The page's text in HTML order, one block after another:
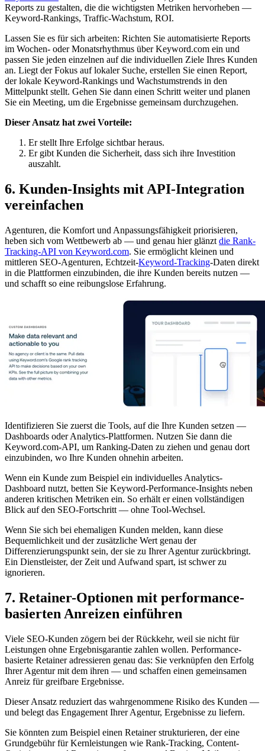
Reports zu gestalten, die die wichtigsten Metriken hervorheben —
Keyword-Rankings, Traffic-Wachstum, ROI.
Lassen Sie es für sich arbeiten: Richten Sie automatisierte Reports
im Wochen- oder Monatsrhythmus über Keyword.com ein und
passen Sie jeden einzelnen auf die individuellen Ziele Ihres Kunden
an. Liegt der Fokus auf lokaler Suche, erstellen Sie einen Report,
der lokale Keyword-Rankings und Wachstumstrends in den
Mittelpunkt stellt. Gehen Sie dann einen Schritt weiter und planen
Sie ein Meeting, um die Ergebnisse gemeinsam durchzugehen.
Dieser Ansatz hat zwei Vorteile:
Er stellt Ihre Erfolge sichtbar heraus.
Er gibt Kunden die Sicherheit, dass sich ihre Investition
auszahlt.
6. Kunden-Insights mit API-Integration
vereinfachen
Agenturen, die Komfort und Anpassungsfähigkeit priorisieren,
heben sich vom Wettbewerb ab — und genau hier glänzt die Rank-
Tracking-API von Keyword.com. Sie ermöglicht kleinen und
mittleren SEO-Agenturen, Echtzeit-Keyword-Tracking-Daten direkt
in die Plattformen einzubinden, die ihre Kunden bereits nutzen —
und schafft so eine reibungslose Erfahrung.
Identifizieren Sie zuerst die Tools, auf die Ihre Kunden setzen —
Dashboards oder Analytics-Plattformen. Nutzen Sie dann die
Keyword.com-API, um Ranking-Daten zu ziehen und genau dort
einzubinden, wo Ihre Kunden ohnehin arbeiten.
Wenn ein Kunde zum Beispiel ein individuelles Analytics-
Dashboard nutzt, betten Sie Keyword-Performance-Insights neben
anderen kritischen Metriken ein. So erhält er einen vollständigen
Blick auf den SEO-Fortschritt — ohne Tool-Wechsel.
Wenn Sie sich bei ehemaligen Kunden melden, kann diese
Bequemlichkeit und der zusätzliche Wert genau der
Differenzierungspunkt sein, der sie zu Ihrer Agentur zurückbringt.
Ein Dienstleister, der Zeit und Aufwand spart, ist schwer zu
ignorieren.
7. Retainer-Optionen mit performance-
basierten Anreizen einführen
Viele SEO-Kunden zögern bei der Rückkehr, weil sie nicht für
Leistungen ohne Ergebnisgarantie zahlen wollen. Performance-
basierte Retainer adressieren genau das: Sie verknüpfen den Erfolg
Ihrer Agentur mit dem ihren — und schaffen einen gemeinsamen
Anreiz für greifbare Ergebnisse.
Dieser Ansatz reduziert das wahrgenommene Risiko des Kunden —
und belegt das Engagement Ihrer Agentur, Ergebnisse zu liefern.
Sie könnten zum Beispiel einen Retainer strukturieren, der eine
Grundgebühr für Kernleistungen wie Rank-Tracking, Content-